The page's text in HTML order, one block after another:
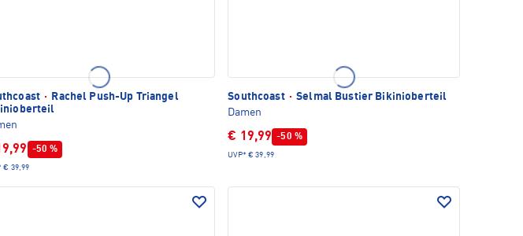
·
Rachel Push-Up Triangel
-50 %
€ 39,99
Southcoast · Selmal Bustier Bikinioberteil
Damen
€ 19,99 -50 %
UVP* € 39,99